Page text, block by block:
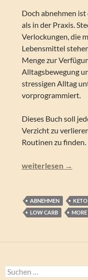
Doch abnehmen
als in der Praxis.
Verlockungen, die
Lebensmittel
Menge zur
Alltagsbewegung
stressigen Alltag
vorprogrammiert.
Dieses Buch soll
Verzicht zu
Routinen zu finden.
Susanne Förster –
weiterlesen →
ABNEHMEN KETO
LOW CARB
Suchen